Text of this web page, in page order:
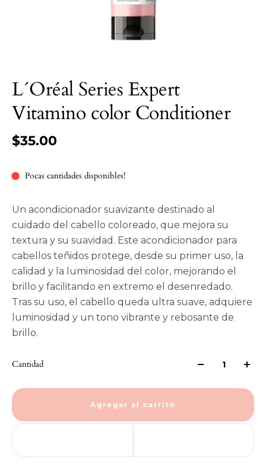
L´Oréal Series Expert
Vitamino color Conditioner
$35.00
Pocas cantidades disponibles!
Un acondicionador suavizante destinado al
cuidado del cabello coloreado, que mejora su
textura y su suavidad. Este acondicionador para
cabellos teñidos protege, desde su primer uso, la
calidad y la luminosidad del color, mejorando el
brillo y facilitando en extremo el desenredado.
Tras su uso, el cabello queda ultra suave, adquiere
luminosidad y un tono vibrante y rebosante de
brillo.
Cantidad
Agregar al carrito